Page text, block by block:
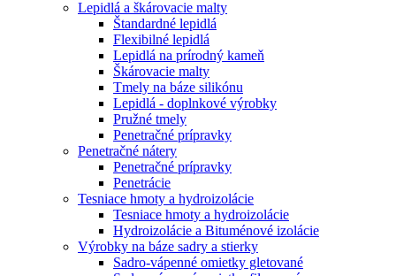
Lepidlá a škárovacie malty
Štandardné lepidlá
Flexibilné lepidlá
Lepidlá na prírodný kameň
Škárovacie malty
Tmely na báze silikónu
Lepidlá - doplnkové výrobky
Pružné tmely
Penetračné prípravky
Penetračné nátery
Penetračné prípravky
Penetrácie
Tesniace hmoty a hydroizolácie
Tesniace hmoty a hydroizolácie
Hydroizolácie a Bituménové izolácie
Výrobky na báze sadry a stierky
Sadro-vápenné omietky gletované